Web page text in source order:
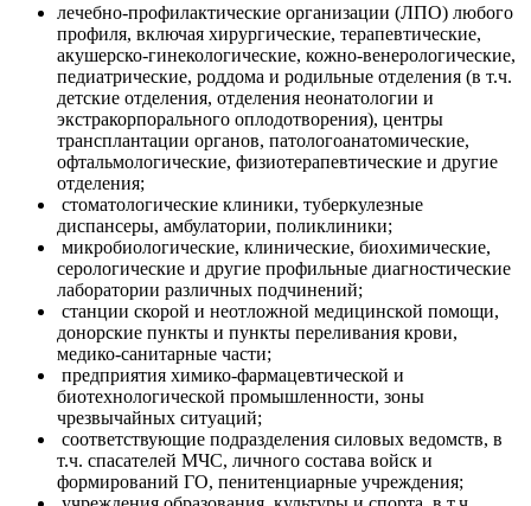
лечебно-профилактические организации (ЛПО) любого
профиля, включая хирургические, терапевтические,
акушерско-гинекологические, кожно-венерологические,
педиатрические, роддома и родильные отделения (в т.ч.
детские отделения, отделения неонатологии и
экстракорпорального оплодотворения), центры
трансплантации органов, патологоанатомические,
офтальмологические, физиотерапевтические и другие
отделения;
стоматологические клиники, туберкулезные
диспансеры, амбулатории, поликлиники;
микробиологические, клинические, биохимические,
серологические и другие профильные диагностические
лаборатории различных подчинений;
станции скорой и неотложной медицинской помощи,
донорские пункты и пункты переливания крови,
медико-санитарные части;
предприятия химико-фармацевтической и
биотехнологической промышленности, зоны
чрезвычайных ситуаций;
соответствующие подразделения силовых ведомств, в
т.ч. спасателей МЧС, личного состава войск и
формирований ГО, пенитенциарные учреждения;